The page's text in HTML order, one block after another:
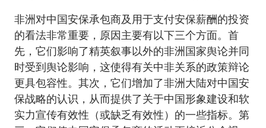
非洲对中国安保承包商及用于支付安保薪酬的投资
的看法非常重要，原因主要有以下三个方面。首
先，它们影响了精英叙事以外的非洲国家舆论并同
时受到舆论影响，这使得有关中非关系的政策辩论
更具包容性。其次，它们增加了非洲大陆对中国安
保战略的认识，从而提供了关于中国形象建设和软
实力宣传有效性（或缺乏有效性）的一些指标。第